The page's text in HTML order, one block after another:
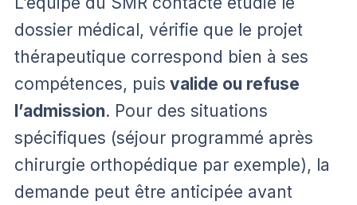
dossier médical, vérifie que le projet
thérapeutique correspond bien à ses
compétences, puis valide ou refuse
l’admission. Pour des situations
spécifiques (séjour programmé après
chirurgie orthopédique par exemple), la
demande peut être anticipée avant